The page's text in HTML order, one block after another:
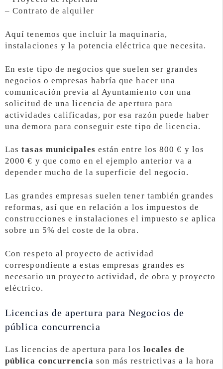
– Contrato de alquiler
Aquí tenemos que incluir la maquinaria,
instalaciones y la potencia eléctrica que necesita.
En este tipo de negocios que suelen ser grandes
negocios o empresas habría que hacer una
comunicación previa al Ayuntamiento con una
solicitud de una licencia de apertura para
actividades calificadas, por esa razón puede haber
una demora para conseguir este tipo de licencia.
Lastasas municipales están entre los 800 € y los
2000 € y que como en el ejemplo anterior va a
depender mucho de la superficie del negocio.
Las grandes empresas suelen tener también grandes
reformas, así que en relación a los impuestos de
construcciones e instalaciones el impuesto se aplica
sobre un 5% del coste de la obra.
Con respeto al proyecto de actividad
correspondiente a estas empresas grandes es
necesario un proyecto actividad, de obra y proyecto
eléctrico.
Licencias de apertura para Negocios de
pública concurrencia
Las licencias de apertura para los locales de
pública concurrencia son más restrictivas a la hora